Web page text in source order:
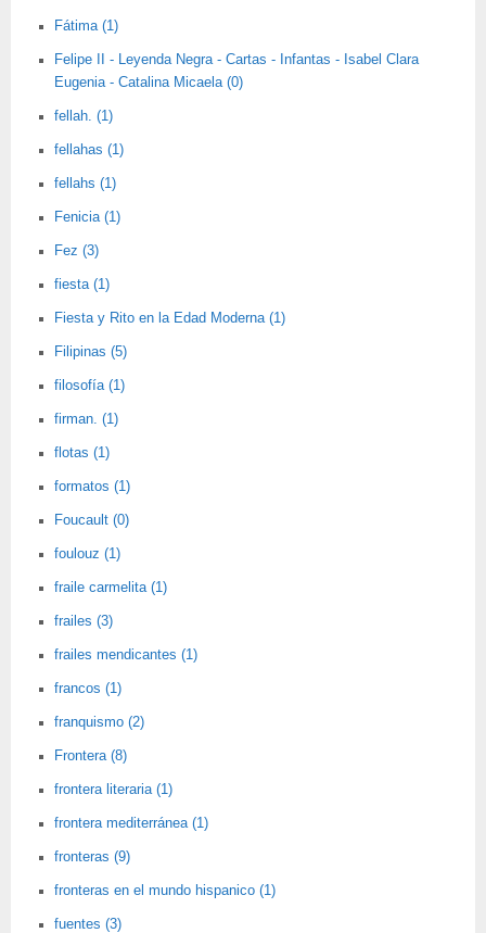
Fátima (1)
Felipe II - Leyenda Negra - Cartas - Infantas - Isabel Clara
Eugenia - Catalina Micaela (0)
fellah. (1)
fellahas (1)
fellahs (1)
Fenicia (1)
Fez (3)
fiesta (1)
Fiesta y Rito en la Edad Moderna (1)
Filipinas (5)
filosofía (1)
firman. (1)
flotas (1)
formatos (1)
Foucault (0)
foulouz (1)
fraile carmelita (1)
frailes (3)
frailes mendicantes (1)
francos (1)
franquismo (2)
Frontera (8)
frontera literaria (1)
frontera mediterránea (1)
fronteras (9)
fronteras en el mundo hispanico (1)
fuentes (3)